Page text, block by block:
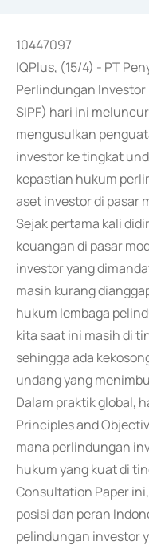
10447097
IQPlus, (15/4) - PT
Perlindungan Investor
SIPF) hari ini
mengusulkan
investor ke tingkat
kepastian hukum
aset investor di pasar
Sejak pertama kali
keuangan di pasar
investor yang
masih kurang
hukum lembaga
kita saat ini masih di
sehingga ada
undang yang
Dalam praktik global,
Principles and
mana perlindungan
hukum yang kuat di
Consultation Paper
posisi dan peran
pelindungan investor